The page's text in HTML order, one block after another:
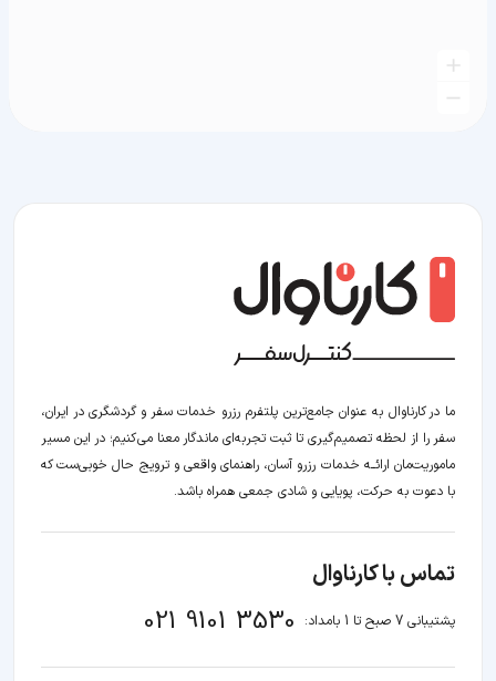
ما در کارناوال به عنوان جامع‌ترین پلتفرم رزرو خدمات سفر و گردشگری در ایران،
سفر را از لحظه‌ تصمیم‌گیری تا ثبت تجربه‌ای ماندگار معنا می‌کنیم؛ در این مسیر‍
ماموریت‌مان اراﺋــﻪ خدمات رزرو آسان، راهنمای واقعی و ترویج حال خوبی‌ست که
با دعوت به حرکت، پویایی و شادی جمعی همراه باشد.
تماس با کارناوال
پشتیبانی 7 صبح تا 1 بامداد: 021 9101 3530